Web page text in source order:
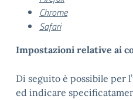
Chrome
Safari
Impostazioni relative ai
Di seguito è possibile per
ed indicare